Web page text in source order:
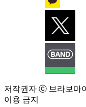
저작권자 ⓒ 브라보마
이용 금지